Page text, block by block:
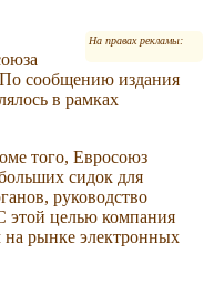
На правах рекламы:
сообщению издания
в рамках
того, Евросоюз
сидок для
руководство
этой целью компания
рынке электронных